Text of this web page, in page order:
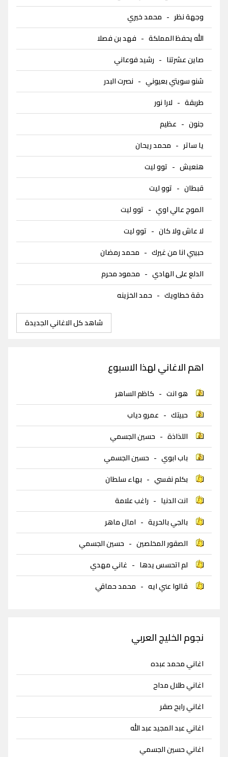
وجهة نظر- محمد خيري
الله يحفظ المملكة - فهد بن فصلا
صاين عشرتنا - رشيد فوعاني
شنو سويتي بعيوني - نصرت البدر
طربقة - لارا نور
جنون - عظيم
يا ساتر- محمد ريحان
هنعيش - توو ليت
قبطان - توو ليت
الموج عالي اوي - توو ليت
لا عاش ولا كان - توو ليت
حبيبي انا من غيرك - محمد رمضان
الدلع على الهادي - محمود محرم
دقة خطاويك - حمد الخزينه
شاهد كل الاغاني الجديدة
اهم الاغاني لهذا الاسبوع
هو انت - كاظم الساهر
حبيتك - عمرو دياب
اللذاذة - حسين الجسمي
باب ابوي - حسين الجسمي
بكلم نفسي - بهاء سلطان
انت الدنيا - راغب علامة
بالجي بالحرية - امال ماهر
الصقور المخلصين - حسين الجسمي
لم اتحسس يدها - غاني مهدي
قالوا عني ايه - محمد حماقي
نجوم الخليج العربي
اغاني محمد عبده
اغاني طلال مداح
اغاني رابح صقر
اغاني عبد المجيد عبد الله
اغاني حسين الجسمي